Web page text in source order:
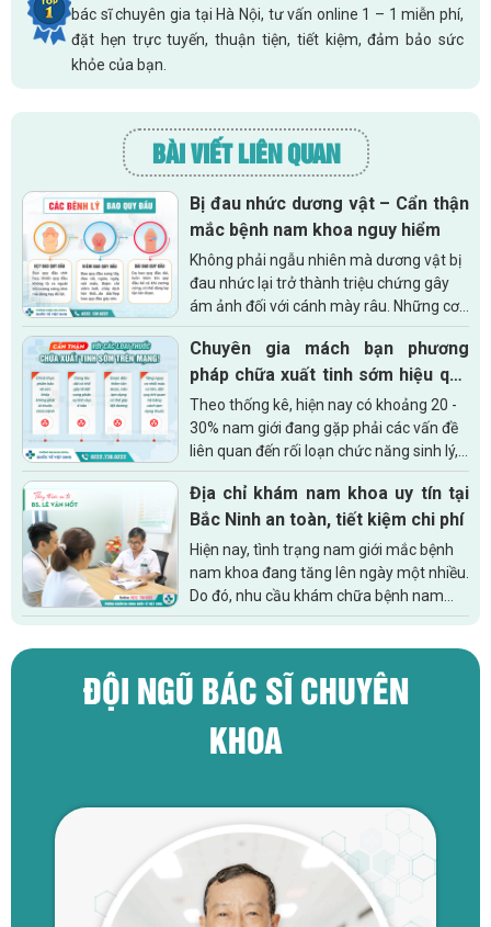
bác sĩ chuyên gia tại Hà Nội, tư vấn online 1 – 1 miễn phí,
đặt hẹn trực tuyến, thuận tiện, tiết kiệm, đảm bảo sức
khỏe của bạn.
BÀI VIẾT LIÊN QUAN
Bị đau nhức dương vật – Cẩn thận
mắc bệnh nam khoa nguy hiểm
Không phải ngẫu nhiên mà dương vật bị
đau nhức lại trở thành triệu chứng gây
ám ảnh đối với cánh mày râu. Những cơn
đau buốt kéo dài gây ra sự khó chịu, bứt
rứt khiến bạn không thể...
Chuyên gia mách bạn phương
pháp chữa xuất tinh sớm hiệu quả
dành cho nam giới
Theo thống kê, hiện nay có khoảng 20 -
30% nam giới đang gặp phải các vấn đề
liên quan đến rối loạn chức năng sinh lý,
trong đó có bệnh xuất tinh sớm. Tình
trạng này kéo dài không...
Địa chỉ khám nam khoa uy tín tại
Bắc Ninh an toàn, tiết kiệm chi phí
Hiện nay, tình trạng nam giới mắc bệnh
nam khoa đang tăng lên ngày một nhiều.
Do đó, nhu cầu khám chữa bệnh nam
khoa cũng tăng theo. Để an tâm điều
ĐỘI NGŨ BÁC SĨ CHUYÊN
KHOA